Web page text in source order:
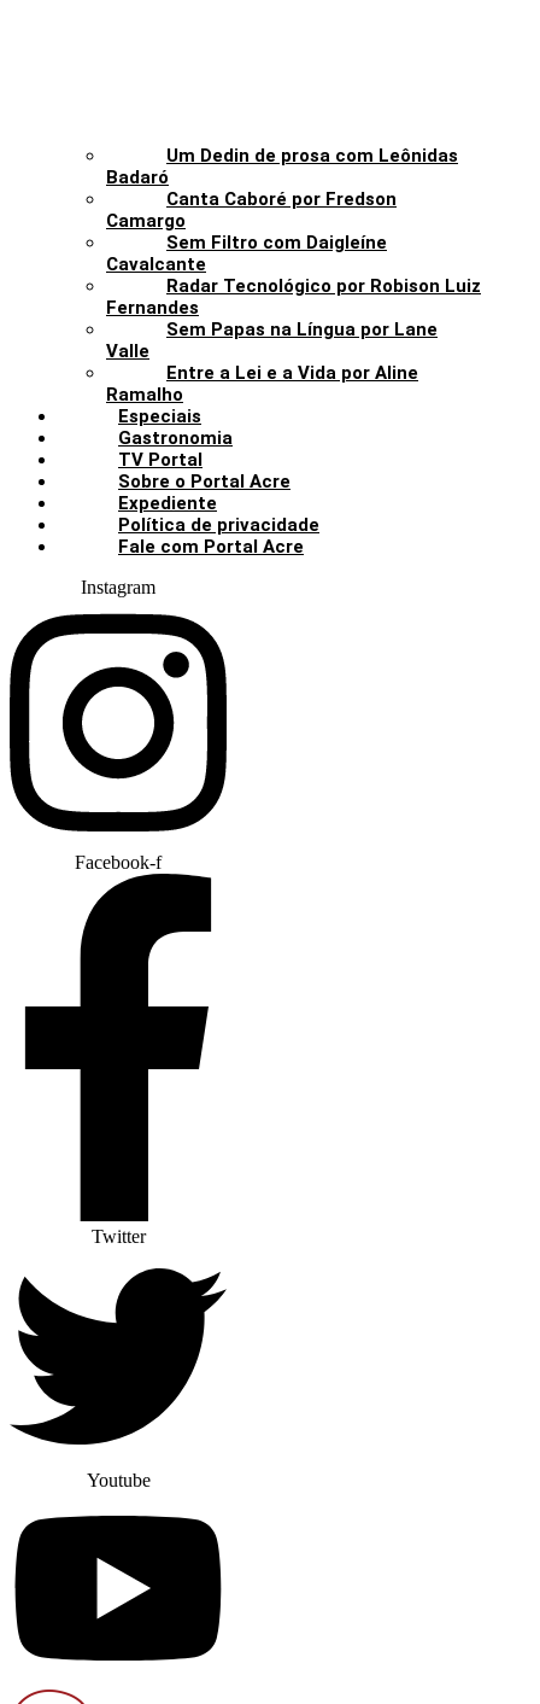
Um Dedin de prosa com Leônidas
Badaró
Canta Caboré por Fredson
Camargo
Sem Filtro com Daigleíne
Cavalcante
Radar Tecnológico por Robison Luiz
Fernandes
Sem Papas na Língua por Lane
Valle
Entre a Lei e a Vida por Aline
Ramalho
Especiais
Gastronomia
TV Portal
Sobre o Portal Acre
Expediente
Política de privacidade
Fale com Portal Acre
Instagram
Facebook-f
Twitter
Youtube